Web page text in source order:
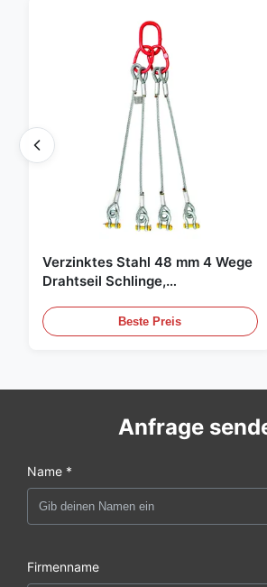
Verzinktes Stahl 48 mm 4 Wege
Drahtseil Schlinge,
Beste Preis
Anfrage
Name *
Firmenname